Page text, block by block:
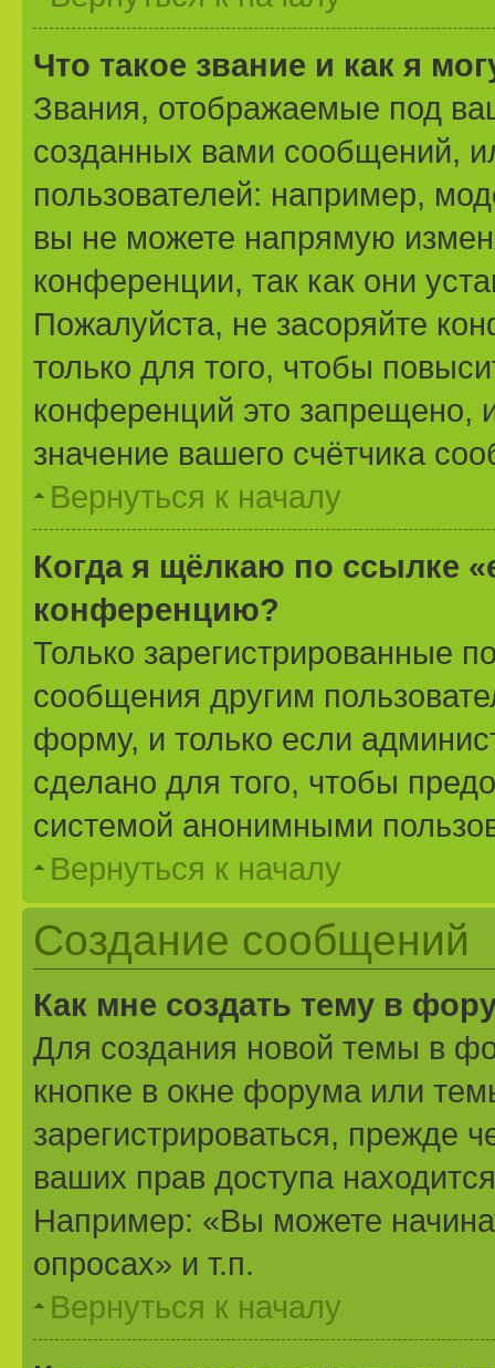
Что такое звание и как я
Звания, отображаемые под
созданных вами сообщений,
пользователей: например,
вы не можете напрямую
конференции, так как они
Пожалуйста, не засоряйте
только для того, чтобы
конференций это запрещено,
значение вашего счётчика
Вернуться к началу
Когда я щёлкаю по ссылке
конференцию?
Только зарегистрированные
сообщения другим
форму, и только если
сделано для того, чтобы
системой анонимными
Вернуться к началу
Создание сообщений
Как мне создать тему в
Для создания новой темы в
кнопке в окне форума или
зарегистрироваться, прежде
ваших прав доступа
Например: «Вы можете
опросах» и т.п.
Вернуться к началу